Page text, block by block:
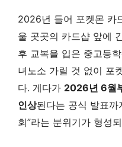
2026년 들어 포켓몬 카
울 곳곳의 카드샵 앞에
후 교복을 입은 중고등
녀노소 가릴 것 없이 포
다. 게다가 2026년 6월
인상된다는 공식 발표까
회”라는 분위기가 형성